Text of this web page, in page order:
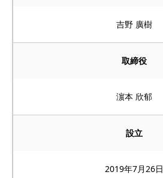
吉野 廣樹
取締役
濵本 欣郁
設立
2019年7月26日